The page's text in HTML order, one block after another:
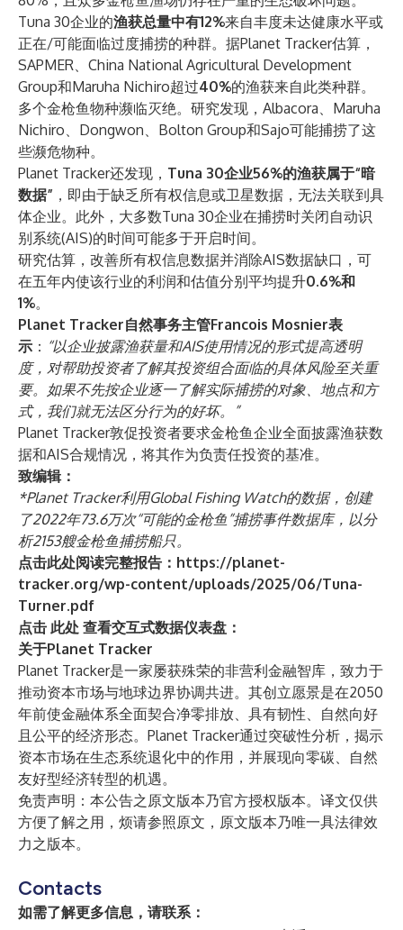
Tuna 30企业的渔获总量中有12%来自丰度未达健康水平或
正在/可能面临过度捕捞的种群。据Planet Tracker估算，
SAPMER、China National Agricultural Development
Group和Maruha Nichiro超过40%的渔获来自此类种群。
多个金枪鱼物种濒临灭绝。研究发现，Albacora、Maruha
Nichiro、Dongwon、Bolton Group和Sajo可能捕捞了这
些濒危物种。
Planet Tracker还发现， Tuna 30企业56%的渔获属于“暗
数据” ，即由于缺乏所有权信息或卫星数据，无法关联到具
体企业。此外，大多数Tuna 30企业在捕捞时关闭自动识
别系统(AIS)的时间可能多于开启时间。
研究估算，改善所有权信息数据并消除AIS数据缺口，可
在五年内使该行业的利润和估值分别平均提升0.6%和
1%。
Planet Tracker自然事务主管Francois Mosnier表
示 ： “以企业披露渔获量和AIS使用情况的形式提高透明
度，对帮助投资者了解其投资组合面临的具体风险至关重
要。如果不先按企业逐一了解实际捕捞的对象、地点和方
式，我们就无法区分行为的好坏。”
Planet Tracker敦促投资者要求金枪鱼企业全面披露渔获数
据和AIS合规情况，将其作为负责任投资的基准。
致编辑：
*Planet Tracker利用Global Fishing Watch的数据，创建
了2022年73.6万次“可能的金枪鱼”捕捞事件数据库，以分
析2153艘金枪鱼捕捞船只。
点击此处阅读完整报告： https://planet-
tracker.org/wp-content/uploads/2025/06/Tuna-
Turner.pdf
点击 此处 查看交互式数据仪表盘：
关于Planet Tracker
Planet Tracker是一家屡获殊荣的非营利金融智库，致力于
推动资本市场与地球边界协调共进。其创立愿景是在2050
年前使金融体系全面契合净零排放、具有韧性、自然向好
且公平的经济形态。Planet Tracker通过突破性分析，揭示
资本市场在生态系统退化中的作用，并展现向零碳、自然
友好型经济转型的机遇。
免责声明：本公告之原文版本乃官方授权版本。译文仅供
方便了解之用，烦请参照原文，原文版本乃唯一具法律效
力之版本。
Contacts
如需了解更多信息，请联系：